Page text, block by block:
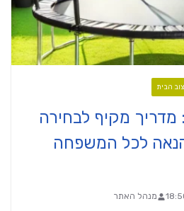
הבית
מדריך מקיף לבחירה
לכל המשפחה
מנהל האתר